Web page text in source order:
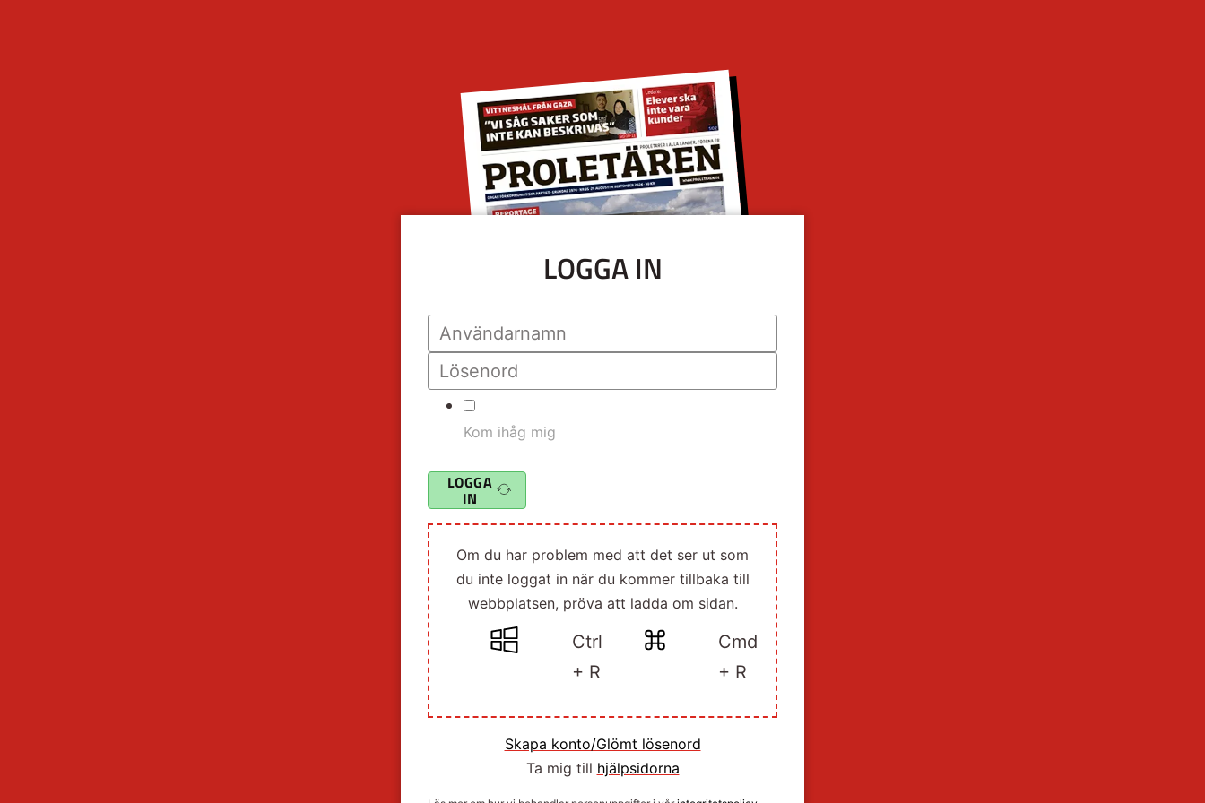
LOGGA IN
Kom ihåg mig
LOGGA
IN
Om du har problem med att det ser ut som
du inte loggat in när du kommer tillbaka till
webbplatsen, pröva att ladda om sidan.
Ctrl
+ R
Cmd
+ R
Skapa konto/Glömt lösenord
Ta mig till hjälpsidorna